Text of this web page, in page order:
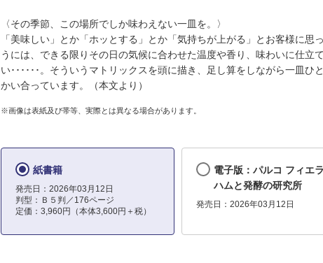
〈その季節、この場所でしか味わえない一皿を。〉
「美味しい」とか「ホッとする」とか「気持ちが上がる」とお客様に思
うには、できる限りその日の気候に合わせた温度や香り、味わいに仕立
い･･････。そういうマトリックスを頭に描き、足し算をしながら一皿ひ
かい合っています。（本文より）
※画像は表紙及び帯等、実際とは異なる場合があります。
紙書籍
発売日：2026年03月12日
判型：Ｂ５判／176ページ
定価：3,960円（本体3,600円＋税）
電子版：パルコ フィエ
ハムと発酵の研究所
発売日：2026年03月12日